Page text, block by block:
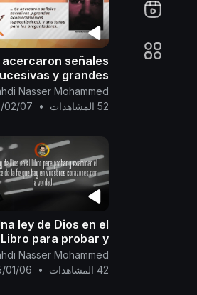
acercaron señales
y grandes
acontecimientos
y una
52 المشاهدات
•
02/07
ley de Dios en el
Libro para probar y
el alcance de
la fe que hay en
42 المشاهدات
•
01/06